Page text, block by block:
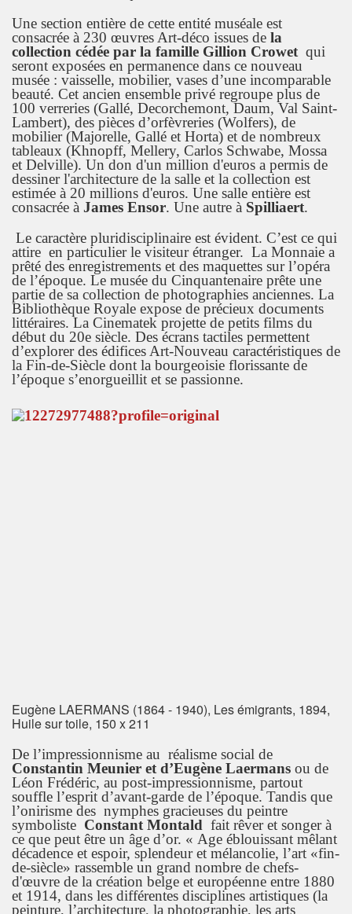
Une section entière de cette entité muséale est
consacrée à 230 œuvres Art-déco issues de la
collection cédée par la famille Gillion Crowetqui
seront exposées en permanence dans ce nouveau
musée : vaisselle, mobilier, vases d’une incomparable
beauté. Cet ancien ensemble privé regroupe plus de
100 verreries (Gallé, Decorchemont, Daum, Val Saint-
Lambert), des pièces d’orfèvreries (Wolfers), de
mobilier (Majorelle, Gallé et Horta) et de nombreux
tableaux (Khnopff, Mellery, Carlos Schwabe, Mossa
et Delville). Un don d'un million d'euros a permis de
dessiner l'architecture de la salle et la collection est
estimée à 20 millions d'euros. Une salle entière est
consacrée à James Ensor. Une autre à Spilliaert.
Le caractère pluridisciplinaire est évident. C’est ce qui
attire en particulier le visiteur étranger. La Monnaie a
prêté des enregistrements et des maquettes sur l’opéra
de l’époque. Le musée du Cinquantenaire prête une
partie de sa collection de photographies anciennes. La
Bibliothèque Royale expose de précieux documents
littéraires. La Cinematek projette de petits films du
début du 20e siècle. Des écrans tactiles permettent
d’explorer des édifices Art-Nouveau caractéristiques de
la Fin-de-Siècle dont la bourgeoisie florissante de
l’époque s’enorgueillit et se passionne.
Eugène LAERMANS (1864 - 1940), Les émigrants, 1894,
Huile sur toile, 150 x 211
De l’impressionnisme au réalisme social de
Constantin Meunier et d’Eugène Laermans ou de
Léon Frédéric, au post-impressionnisme, partout
souffle l’esprit d’avant-garde de l’époque. Tandis que
l’onirisme des nymphes gracieuses du peintre
symboliste Constant Montald fait rêver et songer à
ce que peut être un âge d’or. « Age éblouissant mêlant
décadence et espoir, splendeur et mélancolie, l’art «fin-
de-siècle» rassemble un grand nombre de chefs-
d'œuvre de la création belge et européenne entre 1880
et 1914, dans les différentes disciplines artistiques (la
peinture, l’architecture, la photographie, les arts